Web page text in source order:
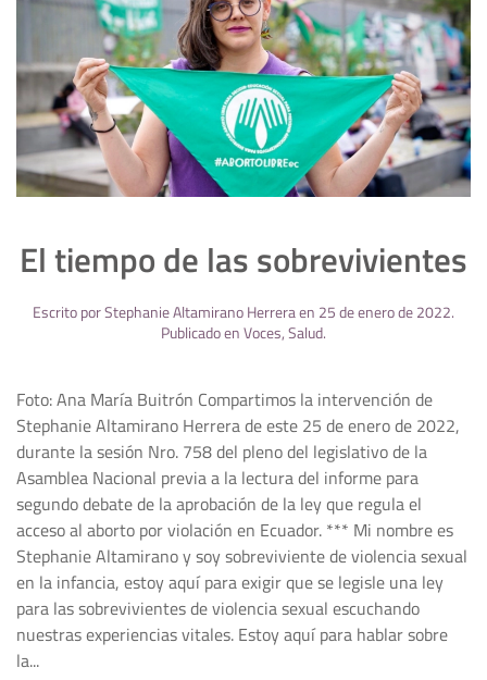
El tiempo de las sobrevivientes
Escrito porStephanie Altamirano Herreraen 25 de enero de 2022.
Publicado enVoces,Salud.
Foto: Ana María Buitrón Compartimos la intervención de
Stephanie Altamirano Herrera de este 25 de enero de 2022,
durante la sesión Nro. 758 del pleno del legislativo de la
Asamblea Nacional previa a la lectura del informe para
segundo debate de la aprobación de la ley que regula el
acceso al aborto por violación en Ecuador. *** Mi nombre es
Stephanie Altamirano y soy sobreviviente de violencia sexual
en la infancia, estoy aquí para exigir que se legisle una ley
para las sobrevivientes de violencia sexual escuchando
nuestras experiencias vitales. Estoy aquí para hablar sobre
la...